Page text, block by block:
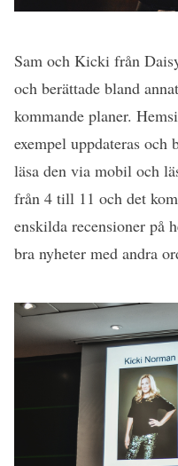
Sam och Kicki från
och berättade bland
kommande planer.
exempel uppdateras
läsa den via mobil och
från 4 till 11 och det
enskilda recensioner på
bra nyheter med andra